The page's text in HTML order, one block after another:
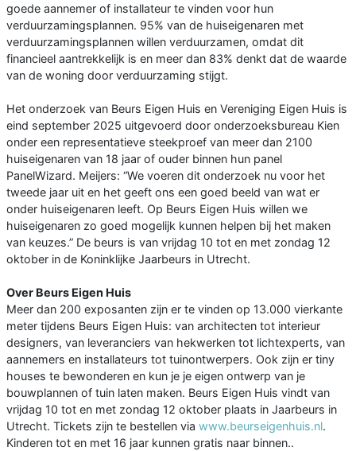
goede aannemer of installateur te vinden voor hun
verduurzamingsplannen. 95% van de huiseigenaren met
verduurzamingsplannen willen verduurzamen, omdat dit
financieel aantrekkelijk is en meer dan 83% denkt dat de waarde
van de woning door verduurzaming stijgt.
Het onderzoek van Beurs Eigen Huis en Vereniging Eigen Huis is
eind september 2025 uitgevoerd door onderzoeksbureau Kien
onder een representatieve steekproef van meer dan 2100
huiseigenaren van 18 jaar of ouder binnen hun panel
PanelWizard. Meijers: “We voeren dit onderzoek nu voor het
tweede jaar uit en het geeft ons een goed beeld van wat er
onder huiseigenaren leeft. Op Beurs Eigen Huis willen we
huiseigenaren zo goed mogelijk kunnen helpen bij het maken
van keuzes.” De beurs is van vrijdag 10 tot en met zondag 12
oktober in de Koninklijke Jaarbeurs in Utrecht.
Over Beurs Eigen Huis
Meer dan 200 exposanten zijn er te vinden op 13.000 vierkante
meter tijdens Beurs Eigen Huis: van architecten tot interieur
designers, van leveranciers van hekwerken tot lichtexperts, van
aannemers en installateurs tot tuinontwerpers. Ook zijn er tiny
houses te bewonderen en kun je je eigen ontwerp van je
bouwplannen of tuin laten maken. Beurs Eigen Huis vindt van
vrijdag 10 tot en met zondag 12 oktober plaats in Jaarbeurs in
Utrecht. Tickets zijn te bestellen via www.beurseigenhuis.nl.
Kinderen tot en met 16 jaar kunnen gratis naar binnen..